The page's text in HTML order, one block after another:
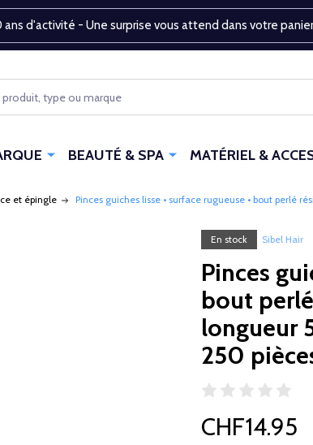
d'activité - Une surprise vous attend dans votre
BEAUTÉ & SPA MATÉRIEL &
et épingle Pinces guiches lisse • surface rugueuse • bout perlé
En stock Sibel Hair
Pinces
bout perlé
longueur
250
CHF14.95